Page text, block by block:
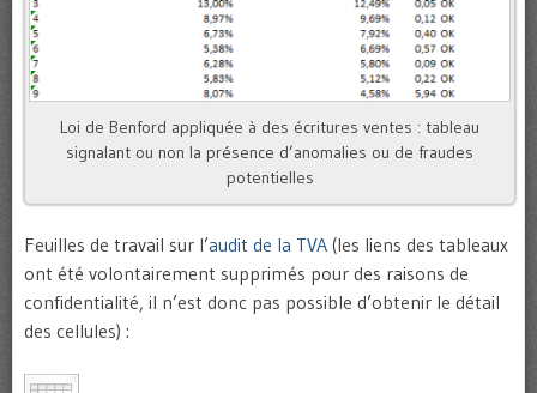
Loi de Benford appliquée à des écritures ventes : tableau
signalant ou non la présence d’anomalies ou de fraudes
potentielles
Feuilles de travail sur l’audit de la TVA (les liens des tableaux
ont été volontairement supprimés pour des raisons de
confidentialité, il n’est donc pas possible d’obtenir le détail
des cellules) :